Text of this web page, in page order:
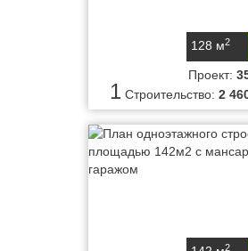
128 м2
1
Проект:
Строительство: 2
2